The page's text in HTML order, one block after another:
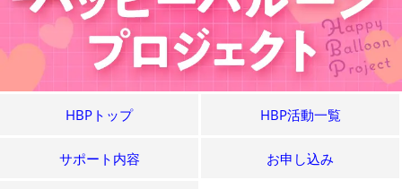
HBPトップ HBP活動一覧
サポート内容 お申し込み